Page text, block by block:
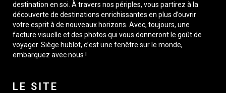
destination en soi. À travers nos périples, vous partirez à la
découverte de destinations enrichissantes en plus d’ouvrir
votre esprit à de nouveaux horizons. Avec, toujours, une
facture visuelle et des photos qui vous donneront le goût de
voyager. Siège hublot, c’est une fenêtre sur le monde,
embarquez avec nous !
LE SITE